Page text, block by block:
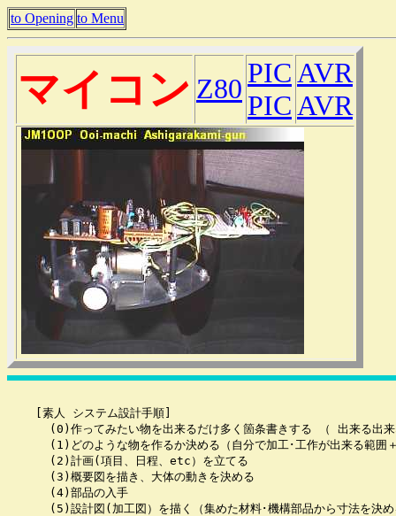
to Opening to Menu
マイコン Z80 PIC
PIC
AVR
AVR
    [素人 システム設計手順]
(0)作ってみたい物を出来るだけ多く箇条書きする （ 出来る出
(1)どのような物を作るか決める（自分で加工･工作が出来る範囲
      (2)計画(項目、日程、etc）を立てる
      (3)概要図を描き、大体の動きを決める
      (4)部品の入手
(5)設計図(加工図）を描く（集めた材料･機構部品から寸法を決め